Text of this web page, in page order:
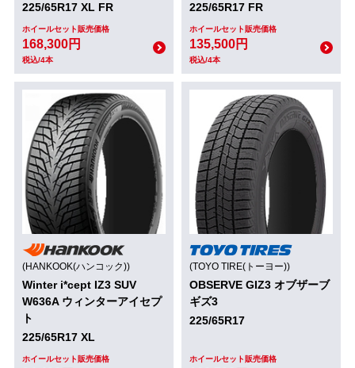
225/65R17 XL FR
ホイールセット販売価格
168,300円
税込/4本
225/65R17 FR
ホイールセット販売価格
135,500円
税込/4本
(HANKOOK(ハンコック))
Winter i*cept IZ3 SUV
W636A ウィンターアイセプ
ト
225/65R17 XL
ホイールセット販売価格
(TOYO TIRE(トーヨー))
OBSERVE GIZ3 オブザーブ
ギズ3
225/65R17
ホイールセット販売価格